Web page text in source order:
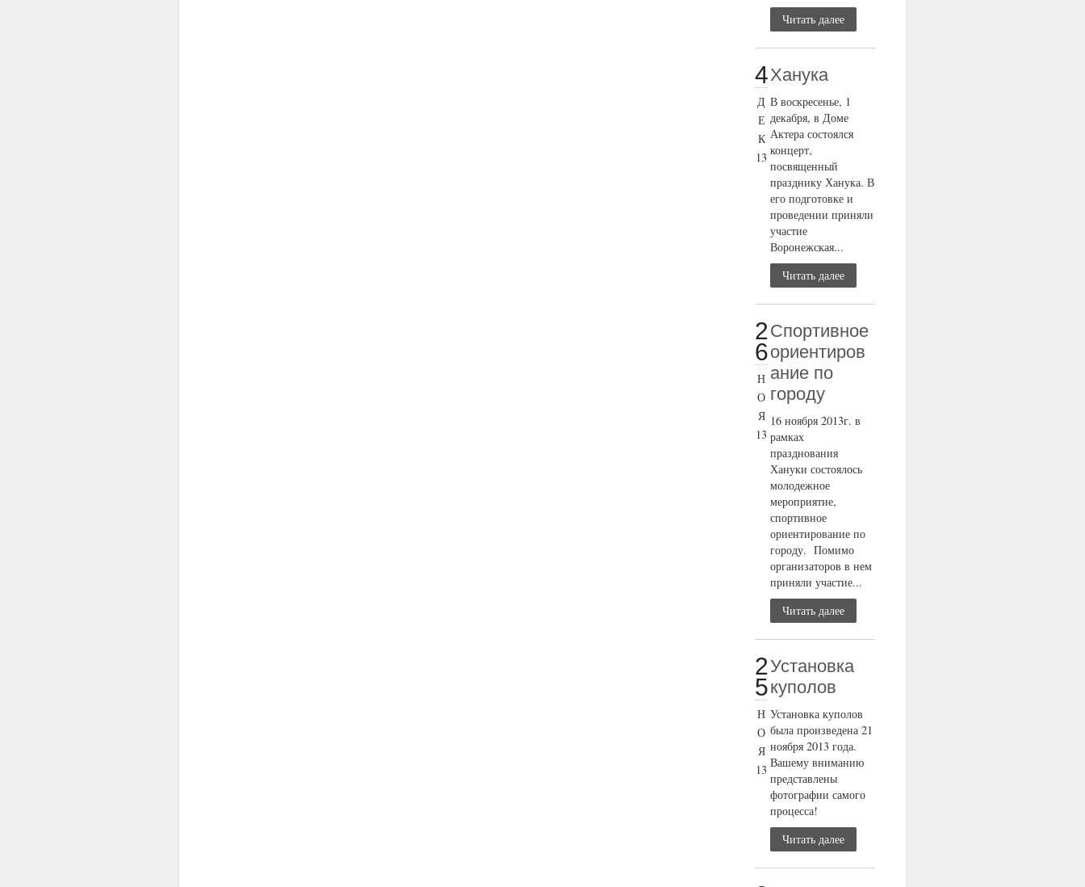
Читать далее
4
Д
Е
К
13
Ханука
В воскресенье, 1
декабря, в Доме
Актера состоялся
концерт,
посвященный
празднику Ханука. В
его подготовке и
проведении приняли
участие
Воронежская...
Читать далее
2
6
Н
О
Я
13
Cпортивное
ориентиров
ание по
городу
16 ноября 2013г. в
рамках
празднования
Хануки состоялось
молодежное
мероприятие,
спортивное
ориентирование по
городу. Помимо
организаторов в нем
приняли участие...
Читать далее
2
5
Н
О
Я
13
Установка
куполов
Установка куполов
была произведена 21
ноября 2013 года.
Вашему вниманию
представлены
фотографии самого
процесса!
Читать далее